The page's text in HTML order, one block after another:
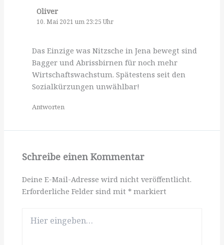
Oliver
10. Mai 2021 um 23:25 Uhr
Das Einzige was Nitzsche in Jena bewegt sind
Bagger und Abrissbirnen für noch mehr
Wirtschaftswachstum. Spätestens seit den
Sozialkürzungen unwählbar!
Antworten
Schreibe einen Kommentar
Deine E-Mail-Adresse wird nicht veröffentlicht.
Erforderliche Felder sind mit * markiert
eingeben…